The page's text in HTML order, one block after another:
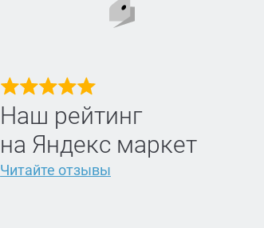
Наш рейтинг
на Яндекс маркет
Читайте отзывы